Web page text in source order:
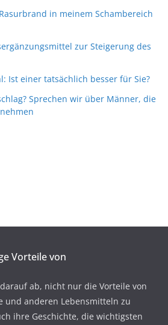
in meinem Schambereich
zur Steigerung des
Ist einer tatsächlich besser für Sie?
Sprechen wir über Männer, die
Vorteile von
ab, nicht nur die Vorteile von
und anderen Lebensmitteln zu
ihre Geschichte, die wichtigsten